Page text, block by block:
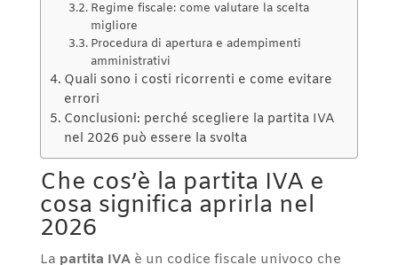
Regime fiscale: come valutare la scelta
migliore
Procedura di apertura e adempimenti
amministrativi
Quali sono i costi ricorrenti e come evitare
errori
Conclusioni: perché scegliere la partita IVA
nel 2026 può essere la svolta
Che cos’è la partita IVA e
cosa significa aprirla nel
2026
La partita IVAè un codice fiscale univoco che